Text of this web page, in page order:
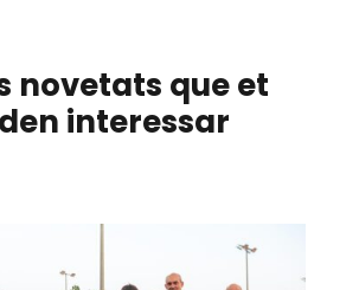
novetats que et
interessar